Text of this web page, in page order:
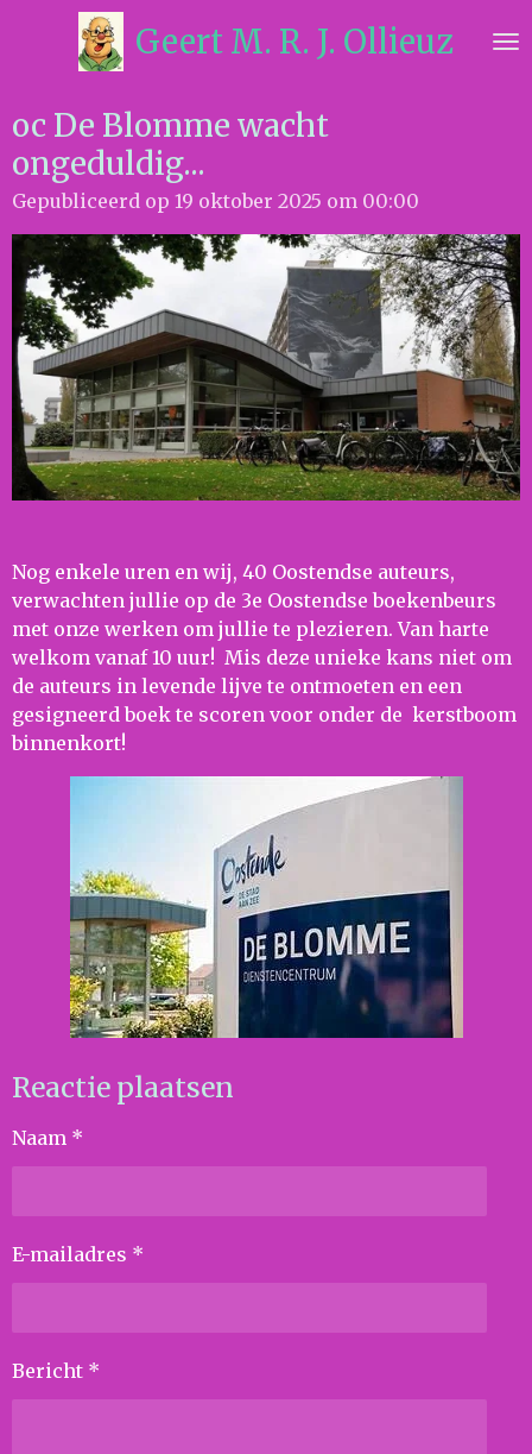
hoofdinhoud
Geert M. R. J. Ollieuz
oc De Blomme wacht
ongeduldig...
Gepubliceerd op 19 oktober 2025 om 00:00
Nog enkele uren en wij, 40 Oostendse auteurs,
verwachten jullie op de 3e Oostendse boekenbeurs
met onze werken om jullie te plezieren. Van harte
welkom vanaf 10 uur! Mis deze unieke kans niet om
de auteurs in levende lijve te ontmoeten en een
gesigneerd boek te scoren voor onder de kerstboom
binnenkort!
Reactie plaatsen
Naam *
E-mailadres *
Bericht *